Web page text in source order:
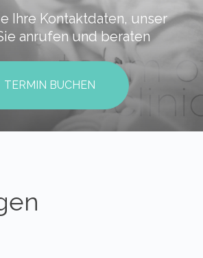
Ihre Kontaktdaten, unser
anrufen und beraten
TERMIN BUCHEN